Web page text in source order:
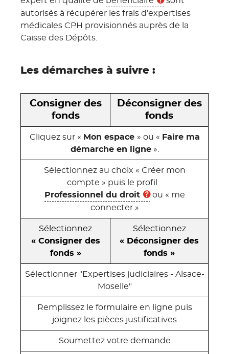
autorisés à récupérer les frais d’expertises
médicales CPH provisionnés auprès de la
Caisse des Dépôts.
Les démarches à suivre :
Consigner des
fonds
Déconsigner des
fonds
Cliquez sur « Mon espace » ou « Faire ma
démarche en ligne».
Sélectionnez au choix « Créer mon
compte » puis le profil
Professionnel du droit
ou « me
connecter »
Sélectionnez
« Consigner des
fonds »
Sélectionnez
« Déconsigner des
fonds »
Sélectionner "Expertises judiciaires - Alsace-
Moselle"
Remplissez le formulaire en ligne puis
joignez les pièces justificatives
Soumettez votre demande